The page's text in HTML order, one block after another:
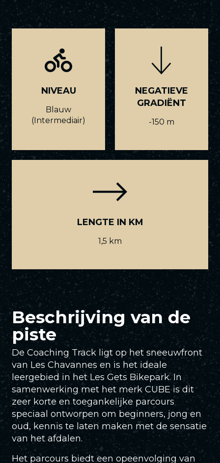
NIVEAU
Blauw
(Intermediair)
NEGATIEVE
GRADIËNT
-150 m
LENGTE IN KM
1,5 km
Beschrijving van de
piste
De Coaching Track ligt op het sneeuwfront
van Les Chavannes en is het ideale
leergebied in het Les Gets Bikepark. In
samenwerking met het merk CUBE is dit
zeer korte en toegankelijke parcours
speciaal ontworpen om beginners, jong en
oud, kennis te laten maken met de sensatie
van het afdalen.
Het parcours biedt een opeenvolging van